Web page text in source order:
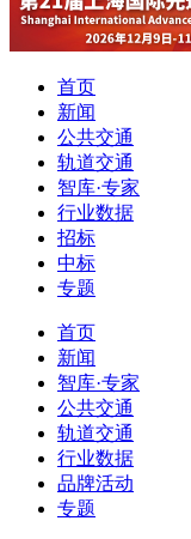
首页
新闻
公共交通
轨道交通
智库·专家
行业数据
招标
中标
专题
首页
新闻
智库·专家
公共交通
轨道交通
行业数据
品牌活动
专题